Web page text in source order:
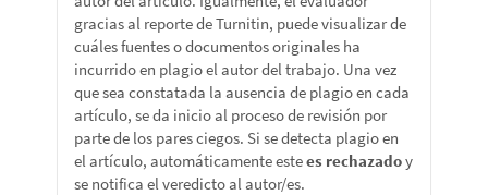
gracias al reporte de Turnitin, puede visualizar de
cuáles fuentes o documentos originales ha
incurrido en plagio el autor del trabajo. Una vez
que sea constatada la ausencia de plagio en cada
artículo, se da inicio al proceso de revisión por
parte de los pares ciegos. Si se detecta plagio en
el artículo, automáticamente estees rechazadoy
se notifica el veredicto al autor/es.